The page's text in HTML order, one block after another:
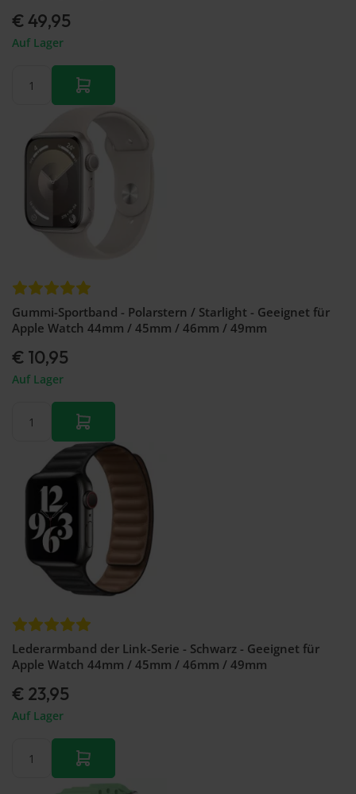
€ 49,95
Auf Lager
Gummi-Sportband - Polarstern / Starlight - Geeignet für
Apple Watch 44mm / 45mm / 46mm / 49mm
€ 10,95
Auf Lager
Lederarmband der Link-Serie - Schwarz - Geeignet für
Apple Watch 44mm / 45mm / 46mm / 49mm
€ 23,95
Auf Lager